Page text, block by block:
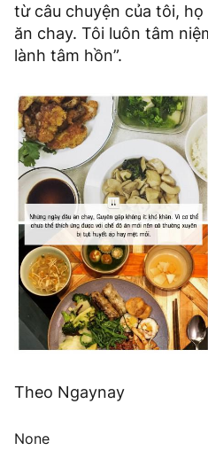
từ câu chuyện của tôi,
ăn chay. Tôi luôn tâm
lành tâm hồn”.
Theo Ngaynay
None